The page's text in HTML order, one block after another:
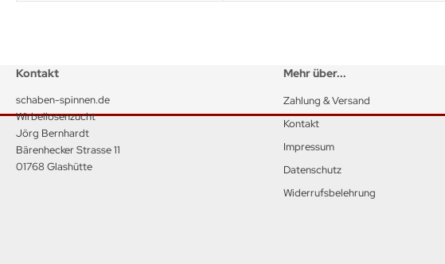
Kontakt
schaben-spinnen.de
Wirbellosenzucht
Jörg Bernhardt
Bärenhecker Strasse 11
01768 Glashütte
Mehr über...
Zahlung & Versand
Kontakt
Impressum
Datenschutz
Widerrufsbelehrung